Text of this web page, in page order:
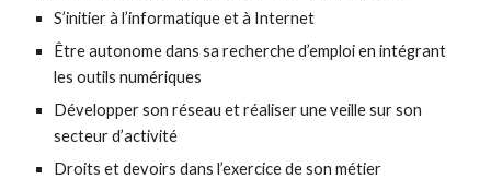
S’initier à l’informatique et à Internet
Être autonome dans sa recherche d’emploi en intégrant
les outils numériques
Développer son réseau et réaliser une veille sur son
secteur d’activité
Droits et devoirs dans l’exercice de son métier